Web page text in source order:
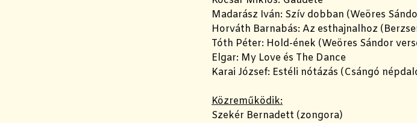
Madarász Iván: Szív dobban (Weöres
Horváth Barnabás: Az esthajnalhoz
Tóth Péter: Hold-ének (Weöres Sándor
Elgar: My Love és The Dance
Karai József: Estéli nótázás (Csángó
Közreműködik:
Szekér Bernadett (zongora)